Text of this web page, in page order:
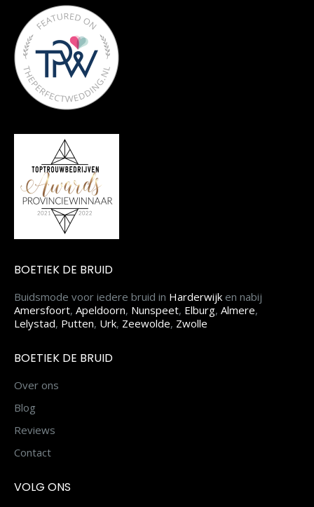
BOETIEK DE BRUID
Buidsmode voor iedere bruid in Harderwijk en nabij
Amersfoort, Apeldoorn, Nunspeet, Elburg, Almere,
Lelystad, Putten, Urk, Zeewolde, Zwolle
BOETIEK DE BRUID
Over ons
Blog
Reviews
Contact
VOLG ONS